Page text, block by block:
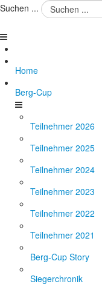
Suchen ...
Home
Berg-Cup
Teilnehmer 2026
Teilnehmer 2025
Teilnehmer 2024
Teilnehmer 2023
Teilnehmer 2022
Teilnehmer 2021
Berg-Cup Story
Siegerchronik